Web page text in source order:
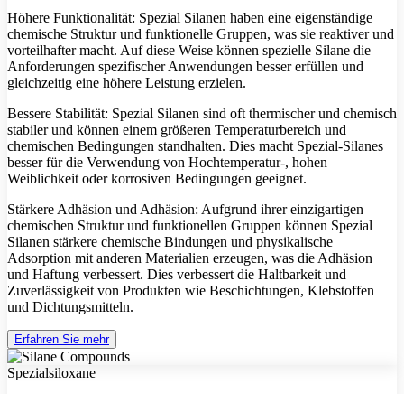
Höhere Funktionalität: Spezial Silanen haben eine eigenständige
chemische Struktur und funktionelle Gruppen, was sie reaktiver und
vorteilhafter macht. Auf diese Weise können spezielle Silane die
Anforderungen spezifischer Anwendungen besser erfüllen und
gleichzeitig eine höhere Leistung erzielen.
Bessere Stabilität: Spezial Silanen sind oft thermischer und chemisch
stabiler und können einem größeren Temperaturbereich und
chemischen Bedingungen standhalten. Dies macht Spezial-Silanes
besser für die Verwendung von Hochtemperatur-, hohen
Weiblichkeit oder korrosiven Bedingungen geeignet.
Stärkere Adhäsion und Adhäsion: Aufgrund ihrer einzigartigen
chemischen Struktur und funktionellen Gruppen können Spezial
Silanen stärkere chemische Bindungen und physikalische
Adsorption mit anderen Materialien erzeugen, was die Adhäsion
und Haftung verbessert. Dies verbessert die Haltbarkeit und
Zuverlässigkeit von Produkten wie Beschichtungen, Klebstoffen
und Dichtungsmitteln.
Erfahren Sie mehr
Spezialsiloxane